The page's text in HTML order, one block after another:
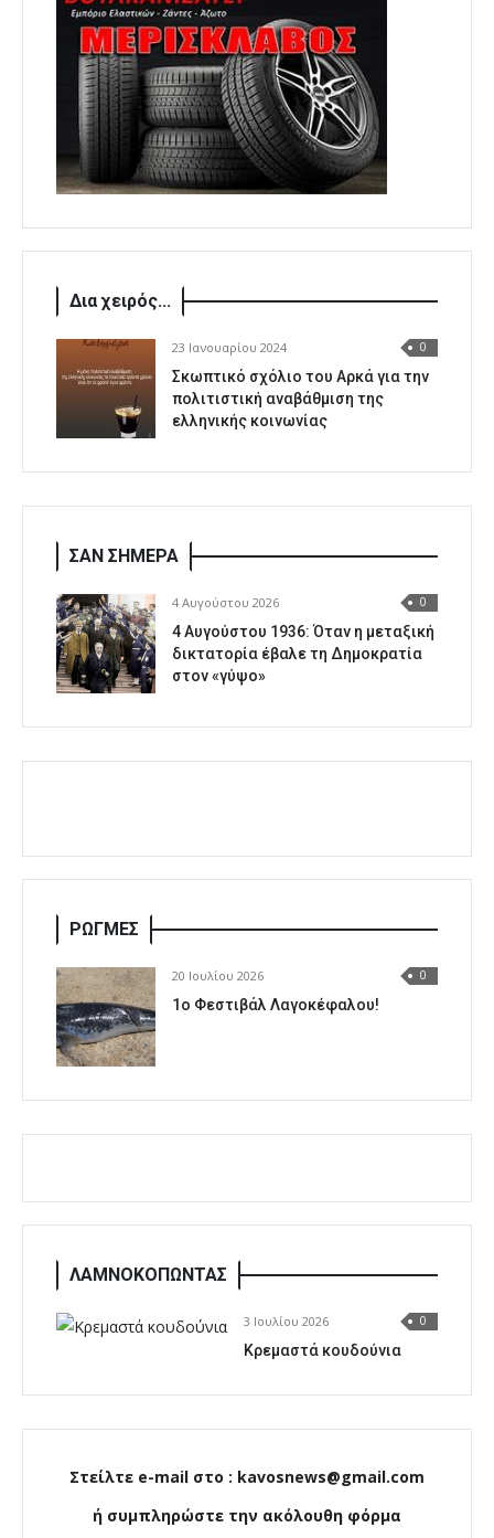
Δια χειρός...
23 Ιανουαρίου 2024 0
Σκωπτικό σχόλιο του Αρκά για την
πολιτιστική αναβάθμιση της
ελληνικής κοινωνίας
ΣΑΝ ΣΗΜΕΡΑ
4 Αυγούστου 2026 0
4 Αυγούστου 1936: Όταν η μεταξική
δικτατορία έβαλε τη Δημοκρατία
στον «γύψο»
ΡΩΓΜΕΣ
20 Ιουλίου 2026 0
1o Φεστιβάλ Λαγοκέφαλου!
ΛΑΜΝΟΚΟΠΩΝΤΑΣ
3 Ιουλίου 2026 0
Κρεμαστά κουδούνια
Στείλτε e-mail στο : kavosnews@gmail.com
ή συμπληρώστε την ακόλουθη φόρμα